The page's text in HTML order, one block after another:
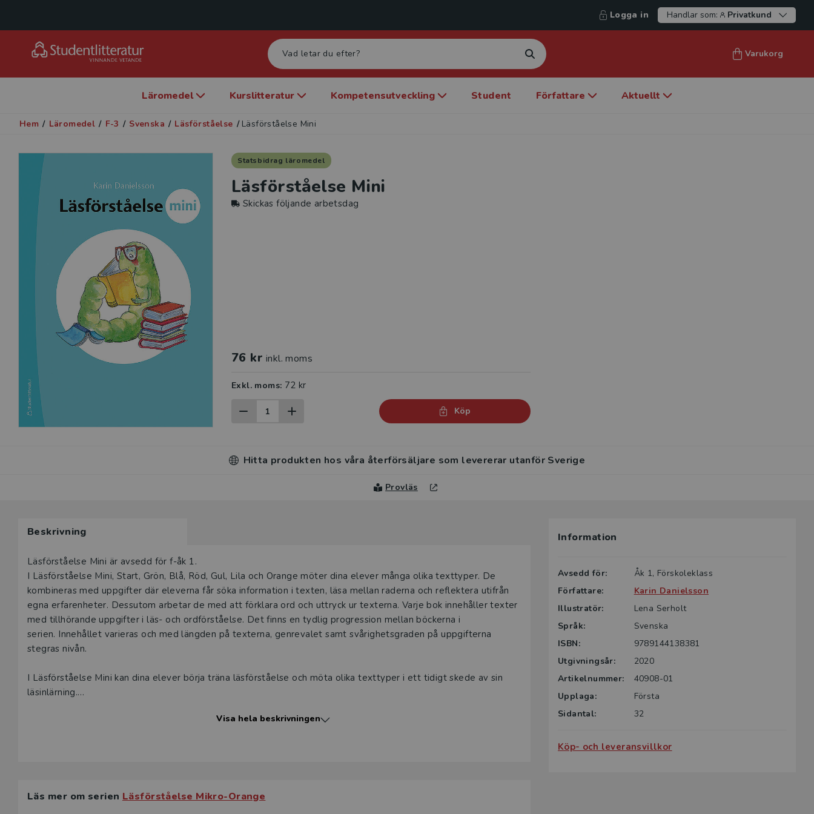
Logga in Handlar som: Privatkund
Varukorg
Läromedel Kurslitteratur Kompetensutveckling Student Författare Aktuellt
Hem / Läromedel / F-3 / Svenska / Läsförståelse / Läsförståelse Mini
Statsbidrag läromedel
Läsförståelse Mini
Skickas följande arbetsdag
76 kr inkl. moms
Exkl. moms: 72 kr
Köp
Hitta produkten hos våra återförsäljare som levererar utanför Sverige
Provläs
Beskrivning
Beskrivning
Läsförståelse Mini är avsedd för f-åk 1.
I Läsförståelse Mini, Start, Grön, Blå, Röd, Gul, Lila och Orange möter dina elever många olika texttyper. De
kombineras med uppgifter där eleverna får söka information i texten, läsa mellan raderna och reflektera utifrån
egna erfarenheter. Dessutom arbetar de med att förklara ord och uttryck ur texterna. Varje bok innehåller texter
med tillhörande uppgifter i läs- och ordförståelse. Det finns en tydlig progression mellan böckerna i
serien. Innehållet varieras och med längden på texterna, genrevalet samt svårighetsgraden på uppgifterna
stegras nivån.
I Läsförståelse Mini kan dina elever börja träna läsförståelse och möta olika texttyper i ett tidigt skede av sin
läsinlärning.
Bokens innehåll kan i korthet beskrivas så här:
• B-uppgifter där eleven söker svar i texten och väljer mellan färdiga svarsalternativ.
Visa hela beskrivningen
Läs mer om serien Läsförståelse Mikro-Orange
Information
Avsedd för:
Åk 1, Förskoleklass
Författare:
Karin Danielsson
Illustratör:
Lena Serholt
Språk:
Svenska
ISBN:
9789144138381
Utgivningsår:
2020
Artikelnummer:
40908-01
Upplaga:
Första
Sidantal:
32
Köp- och leveransvillkor